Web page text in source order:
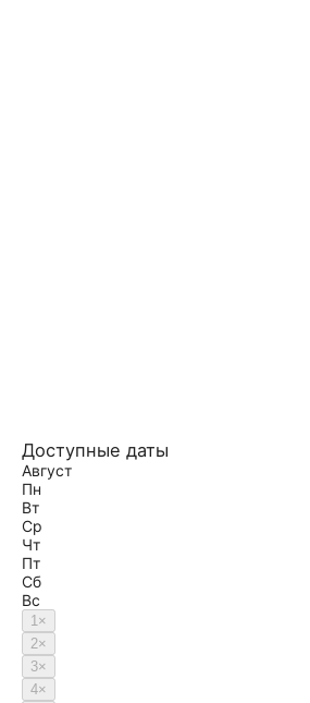
Доступные даты
Август
Пн
Вт
Ср
Чт
Пт
Сб
Вс
1×
2×
3×
4×